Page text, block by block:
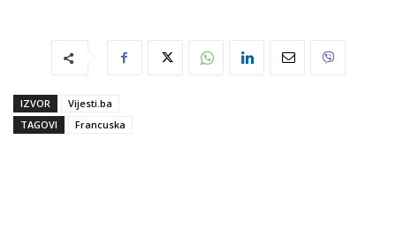
IZVOR
Vijesti.ba
TAGOVI
Francuska